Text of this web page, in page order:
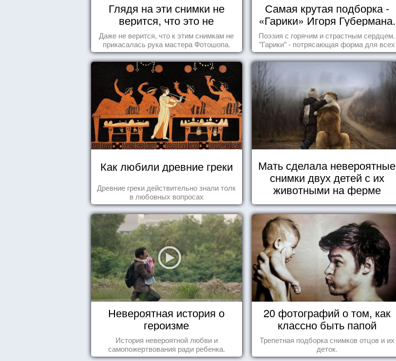
Глядя на эти снимки не
верится, что это не
Фотошоп!
Даже не верится, что к этим снимкам не
прикасалась рука мастера Фотошопа.
Самая крутая подборка -
«Гарики» Игоря Губермана.
Читайте, получайте
удовольствие!
Поэзия с горячим и страстным сердцем.
"Гарики" - потрясающая форма для всех
случаев жизни.
Как любили древние греки
Древние греки действительно знали толк
в любовных вопросах
Мать сделала невероятные
снимки двух детей с их
животными на ферме
Невероятная история о
героизме
История невероятной любви и
самопожертвования ради ребенка.
20 фотографий о том, как
классно быть папой
Трепетная подборка снимков отцов и их
деток.